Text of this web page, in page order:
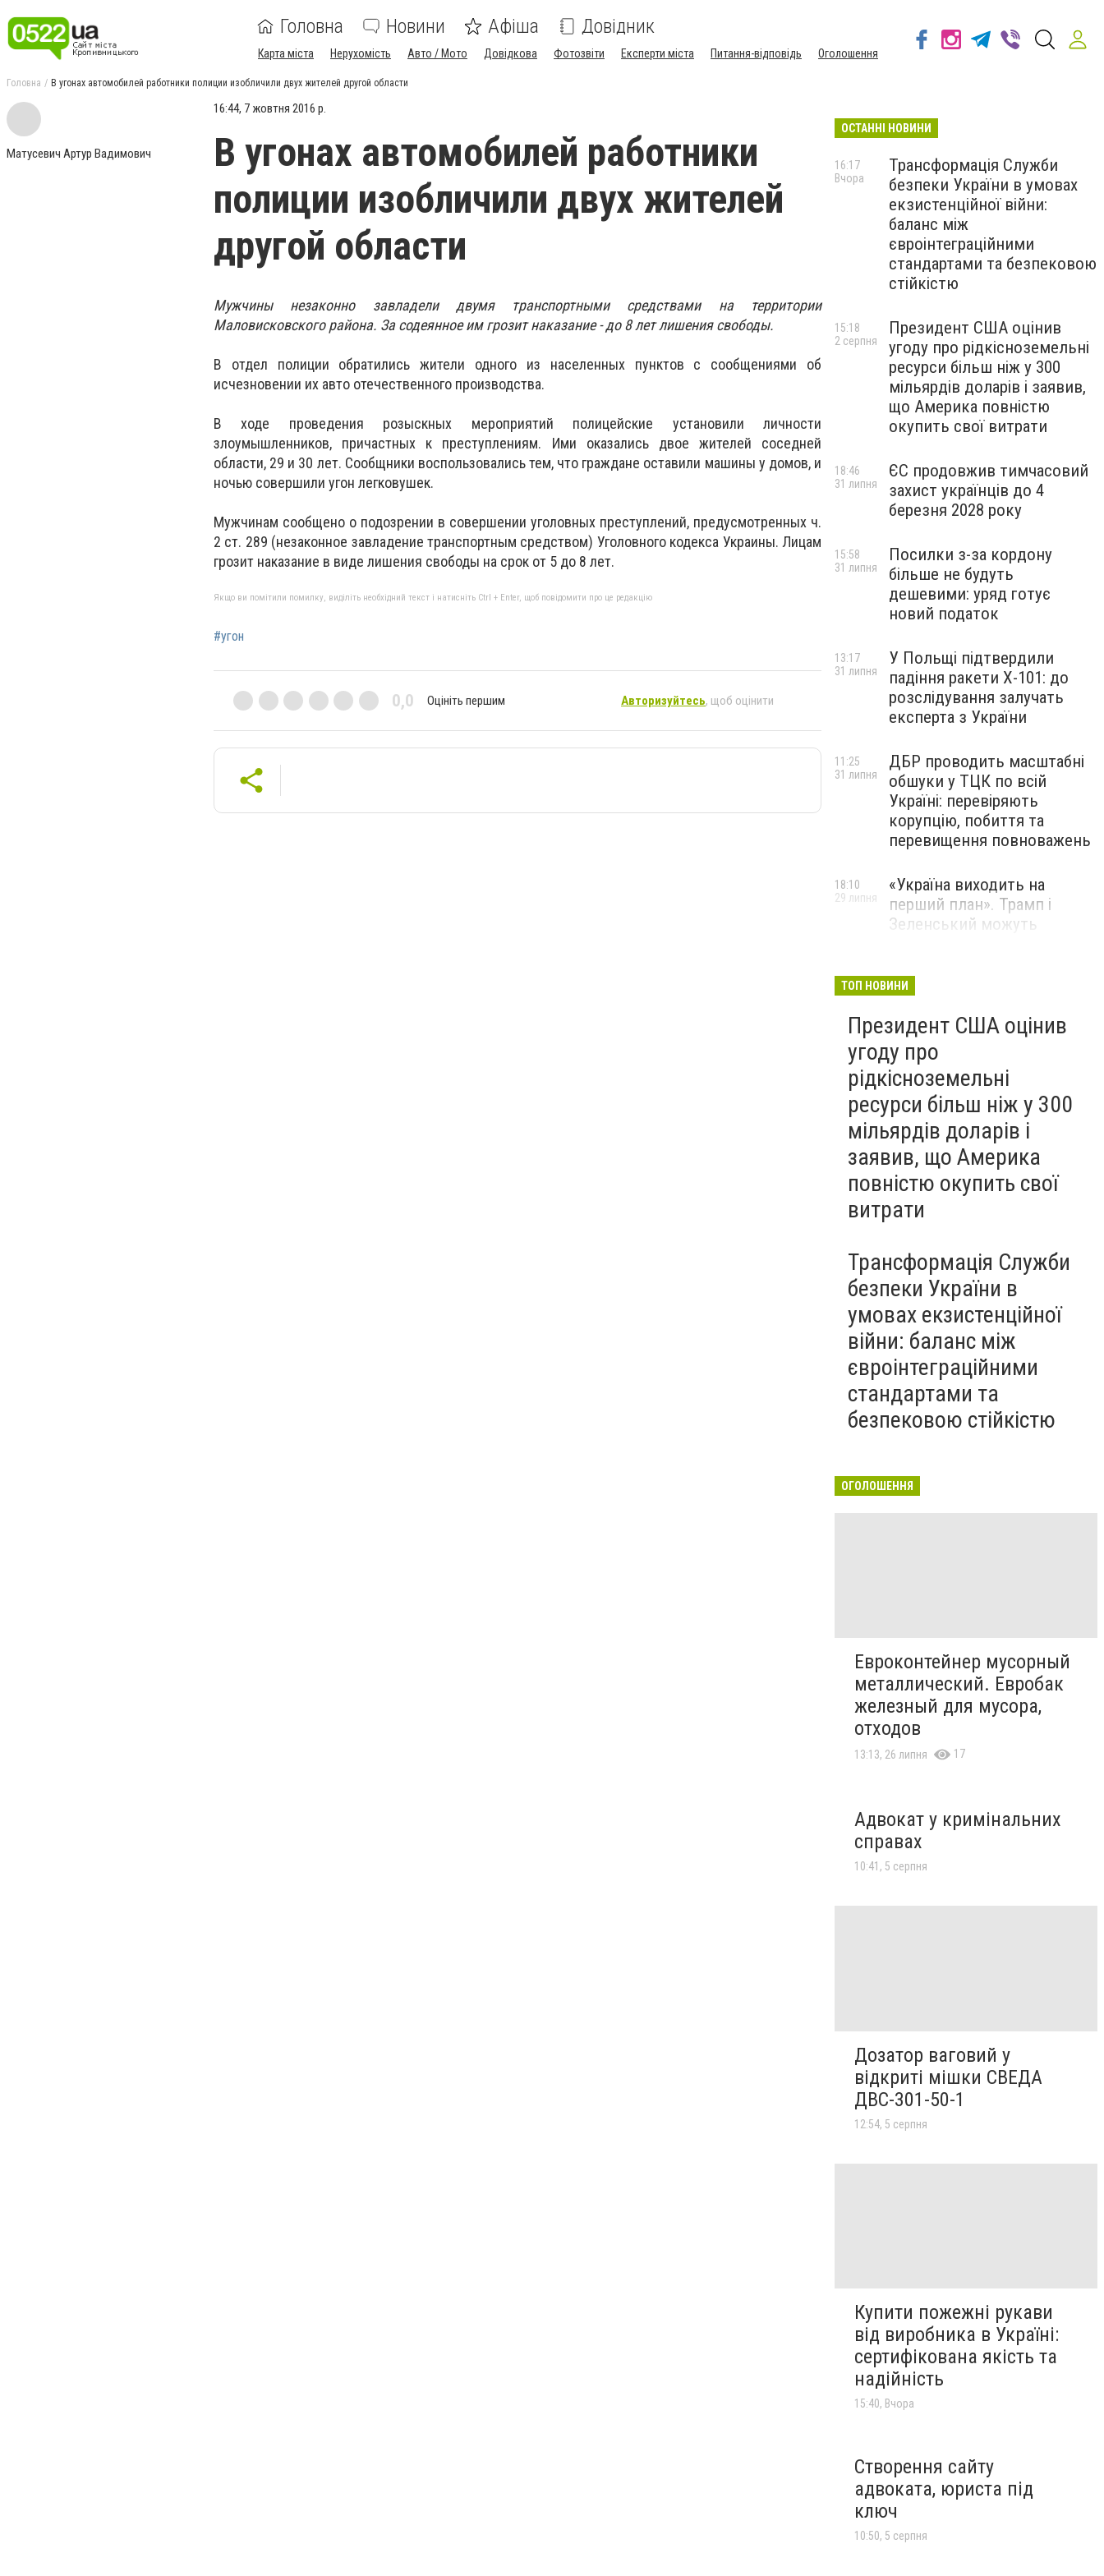
Головна Новини Афіша Довідник
Карта міста Нерухомість Авто / Мото Довідкова Фотозвіти Експерти міста Питання-відповідь Оголошення
Головна В угонах автомобилей работники полиции изобличили двух жителей другой области
Матусевич Артур Вадимович
16:44, 7 жовтня 2016 р.
В угонах автомобилей работники
полиции изобличили двух жителей
другой области
Мужчины незаконно завладели двумя транспортными средствами на территории
Маловисковского района. За содеянное им грозит наказание - до 8 лет лишения свободы.
В отдел полиции обратились жители одного из населенных пунктов с сообщениями об
исчезновении их авто отечественного производства.
В ходе проведения розыскных мероприятий полицейские установили личности
злоумышленников, причастных к преступлениям. Ими оказались двое жителей соседней
области, 29 и 30 лет. Сообщники воспользовались тем, что граждане оставили машины у домов, и
ночью совершили угон легковушек.
Мужчинам сообщено о подозрении в совершении уголовных преступлений, предусмотренных ч.
2 ст. 289 (незаконное завладение транспортным средством) Уголовного кодекса Украины. Лицам
грозит наказание в виде лишения свободы на срок от 5 до 8 лет.
Якщо ви помітили помилку, виділіть необхідний текст і натисніть Ctrl + Enter, щоб повідомити про це редакцію
#угон
0,0 Оцініть першим Авторизуйтесь, щоб оцінити
ОСТАННІ НОВИНИ
Трансформація Служби
безпеки України в умовах
екзистенційної війни:
баланс між
євроінтеграційними
стандартами та безпековою
стійкістю
16:17
Вчора
Президент США оцінив
угоду про рідкісноземельні
ресурси більш ніж у 300
мільярдів доларів і заявив,
що Америка повністю
окупить свої витрати
15:18
2 серпня
ЄС продовжив тимчасовий
захист українців до 4
березня 2028 року
18:46
31 липня
Посилки з-за кордону
більше не будуть
дешевими: уряд готує
новий податок
15:58
31 липня
У Польщі підтвердили
падіння ракети Х-101: до
розслідування залучать
експерта з України
13:17
31 липня
ДБР проводить масштабні
обшуки у ТЦК по всій
Україні: перевіряють
корупцію, побиття та
перевищення повноважень
11:25
31 липня
«Україна виходить на
перший план». Трамп і
Зеленський можуть
18:10
29 липня
навчання зі зміцнення
доброчесності й
ефективного урядування
29 липня
ТОП НОВИНИ
Президент США оцінив
угоду про
рідкісноземельні
ресурси більш ніж у 300
мільярдів доларів і
заявив, що Америка
повністю окупить свої
витрати
Трансформація Служби
безпеки України в
умовах екзистенційної
війни: баланс між
євроінтеграційними
стандартами та
безпековою стійкістю
ОГОЛОШЕННЯ
Евроконтейнер мусорный
металлический. Евробак
железный для мусора,
отходов
13:13, 26 липня 17
Адвокат у кримінальних
справах
10:41, 5 серпня
Дозатор ваговий у
відкриті мішки СВЕДА
ДВС-301-50-1
12:54, 5 серпня
Кyпити пожежні рукави
вiд виробника в Україні:
сертифікована якість та
надійність
15:40, Вчора
Створення сайту
адвоката, юриста під
ключ
10:50, 5 серпня